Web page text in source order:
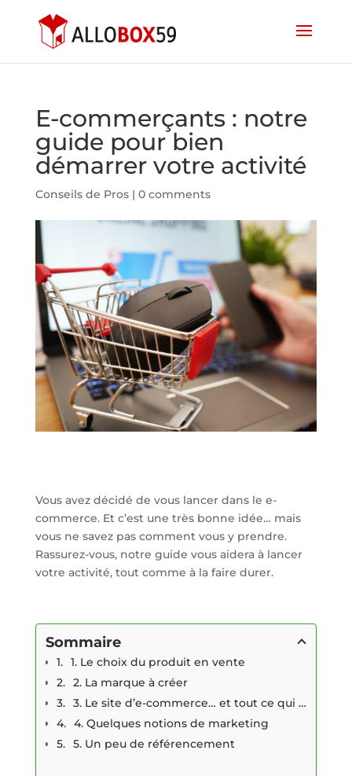
E-commerçants : notre
guide pour bien
démarrer votre activité
Conseils de Pros| 0 comments
Vous avez décidé de vous lancer dans le e-
commerce. Et c’est une très bonne idée… mais
vous ne savez pas comment vous y prendre.
Rassurez-vous, notre guide vous aidera à lancer
votre activité, tout comme à la faire durer.
Sommaire
1. Le choix du produit en vente
2. La marque à créer
3. Le site d’e-commerce… et tout ce qui le constitue
4. Quelques notions de marketing
5. Un peu de référencement